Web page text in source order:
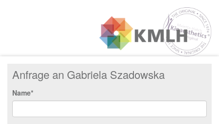
Anfrage an Gabriela Szadowska
Name*